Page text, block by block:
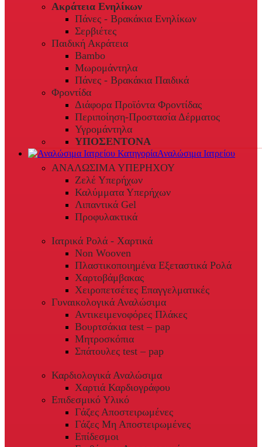
Ακράτεια Ενηλίκων
Πάνες - Βρακάκια Ενηλίκων
Σερβιέτες
Παιδική Ακράτεια
Bambo
Μωρομάντηλα
Πάνες - Βρακάκια Παιδικά
Φροντίδα
Διάφορα Προϊόντα Φροντίδας
Περιποίηση-Προστασία Δέρματος
Υγρομάντηλα
ΥΠΟΣΕΝΤΟΝΑ
Αναλώσιμα Ιατρείου
ΑΝΑΛΩΣΙΜΑ ΥΠΕΡΗΧΟΥ
Ζελέ Υπερήχων
Καλύμματα Υπερήχων
Λιπαντικά Gel
Προφυλακτικά
Ιατρικά Ρολά - Χαρτικά
Non Wooven
Πλαστικοποιημένα Εξεταστικά Ρολά
Χαρτοβάμβακας
Χειροπετσέτες Επαγγελματικές
Γυναικολογικά Αναλώσιμα
Αντικειμενοφόρες Πλάκες
Βουρτσάκια test – pap
Μητροσκόπια
Σπάτουλες test – pap
Καρδιολογικά Αναλώσιμα
Χαρτιά Καρδιογράφου
Επιδεσμικό Υλικό
Γάζες Αποστειρωμένες
Γάζες Μη Αποστειρωμένες
Επίδεσμοι